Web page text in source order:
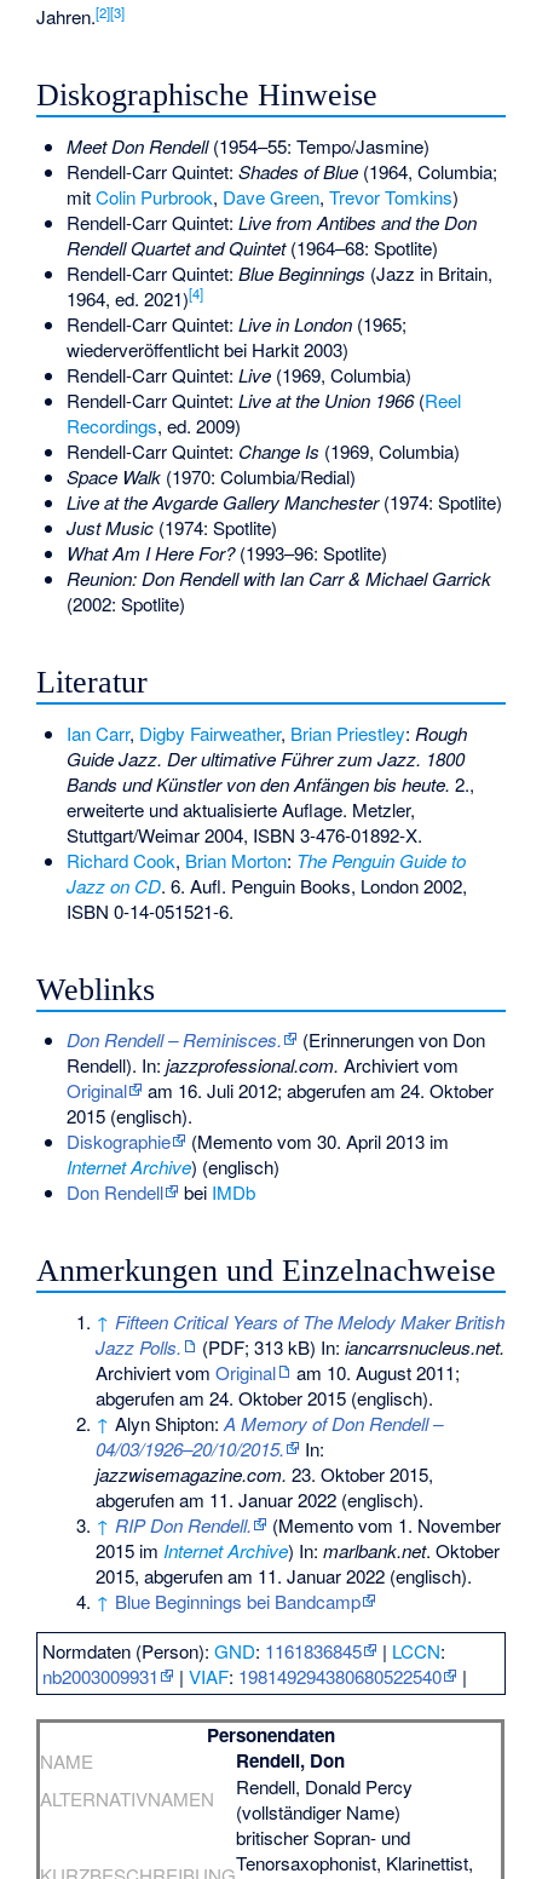
Jahren.[2][3]
Diskographische Hinweise
Meet Don Rendell(1954–55: Tempo/Jasmine)
Rendell-Carr Quintet: Shades of Blue(1964, Columbia;
mitColin Purbrook, Dave Green, Trevor Tomkins)
Rendell-Carr Quintet: Live from Antibes and the Don
Rendell Quartet and Quintet(1964–68: Spotlite)
Rendell-Carr Quintet: Blue Beginnings (Jazz in Britain,
1964, ed. 2021)[4]
Rendell-Carr Quintet: Live in London(1965;
wiederveröffentlicht bei Harkit 2003)
Rendell-Carr Quintet: Live(1969, Columbia)
Rendell-Carr Quintet: Live at the Union 1966(Reel
Recordings, ed. 2009)
Rendell-Carr Quintet: Change Is (1969, Columbia)
Space Walk(1970: Columbia/Redial)
Live at the Avgarde Gallery Manchester(1974: Spotlite)
Just Music(1974: Spotlite)
What Am I Here For?(1993–96: Spotlite)
Reunion: Don Rendell with Ian Carr & Michael Garrick
(2002: Spotlite)
Literatur
Ian Carr, Digby Fairweather, Brian Priestley: Rough
Guide Jazz. Der ultimative Führer zum Jazz. 1800
Bands und Künstler von den Anfängen bis heute. 2.,
erweiterte und aktualisierte Auflage. Metzler,
Stuttgart/Weimar 2004, ISBN 3-476-01892-X.
Richard Cook, Brian Morton: The Penguin Guide to
Jazz on CD. 6. Aufl. Penguin Books, London 2002,
ISBN 0-14-051521-6.
Weblinks
Don Rendell – Reminisces.
(Erinnerungen von Don
Rendell). In: jazzprofessional.com. Archiviert vom
Original
am 16. Juli 2012; abgerufen am 24. Oktober
2015(englisch).
Diskographie
(Mementovom 30. April 2013 im
Internet Archive) (englisch)
Don Rendell
bei IMDb
Anmerkungen und Einzelnachweise
↑ Fifteen Critical Years of The Melody Maker British
Jazz Polls.
(PDF; 313 kB) In:iancarrsnucleus.net.
Archiviert vomOriginal am 10. August 2011;
abgerufen am 24. Oktober 2015 (englisch).
↑ Alyn Shipton:A Memory of Don Rendell –
04/03/1926–20/10/2015.
In:
jazzwisemagazine.com. 23. Oktober 2015,
abgerufen am 11. Januar 2022 (englisch).
↑ RIP Don Rendell. (Mementovom 1. November
2015 im Internet Archive) In:marlbank.net. Oktober
2015, abgerufen am 11. Januar 2022 (englisch).
↑ Blue Beginnings bei Bandcamp
Normdaten (Person):GND: 1161836845 | LCCN:
nb2003009931
|VIAF: 198149294380680522540 |
Personendaten
NAME Rendell, Don
ALTERNATIVNAMEN
Rendell, Donald Percy
(vollständiger Name)
britischer Sopran- und
Tenorsaxophonist, Klarinettist,